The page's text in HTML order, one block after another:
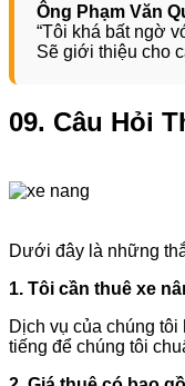
Ông Phạm Văn
“Tôi khá bất ngờ
Sẽ giới thiệu cho
09. Câu Hỏi
Dưới đây là những
1. Tôi cần thuê xe
Dịch vụ của chúng
tiếng để chúng tôi